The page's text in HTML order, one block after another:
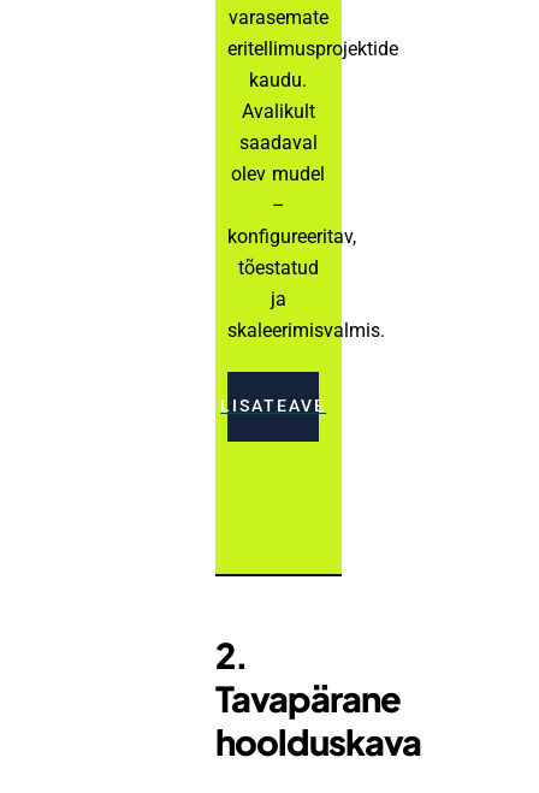
varasemate
eritellimusprojektide
kaudu.
Avalikult
saadaval
olev mudel
–
konfigureeritav,
tõestatud
ja
skaleerimisvalmis.
LISATEAVE
2.
Tavapärane
hoolduskava